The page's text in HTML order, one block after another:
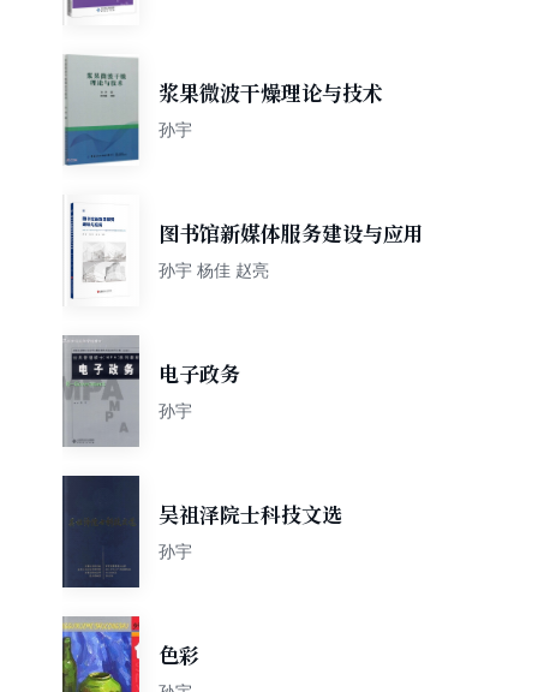
浆果微波干燥理论与技术
孙宇
图书馆新媒体服务建设与应用
孙宇 杨佳 赵亮
电子政务
孙宇
吴祖泽院士科技文选
孙宇
色彩